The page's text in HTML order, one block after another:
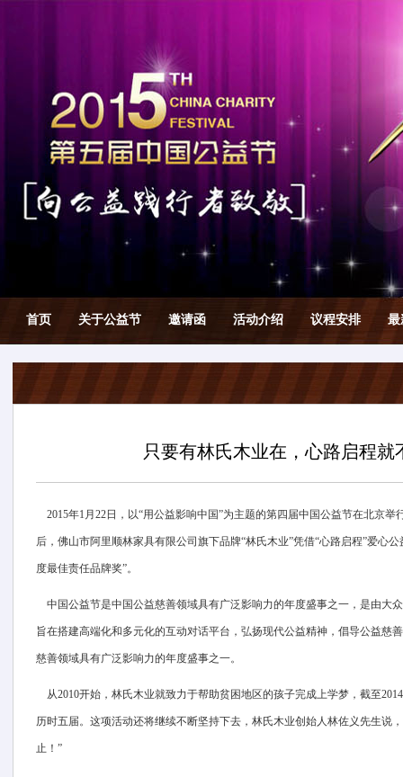
首页 关于公益节 邀请函 活动介绍 议程安排 最
只要有林氏木业在，心路启程就
2015年1月22日，以“用公益影响中国”为主题的第四届中国公益节在北京举
后，佛山市阿里顺林家具有限公司旗下品牌“林氏木业”凭借“心路启程”爱心
度最佳责任品牌奖”。
中国公益节是中国公益慈善领域具有广泛影响力的年度盛事之一，是由大
旨在搭建高端化和多元化的互动对话平台，弘扬现代公益精神，倡导公益慈
慈善领域具有广泛影响力的年度盛事之一。
从2010开始，林氏木业就致力于帮助贫困地区的孩子完成上学梦，截至
历时五届。这项活动还将继续不断坚持下去，林氏木业创始人林佐义先生说
止！”